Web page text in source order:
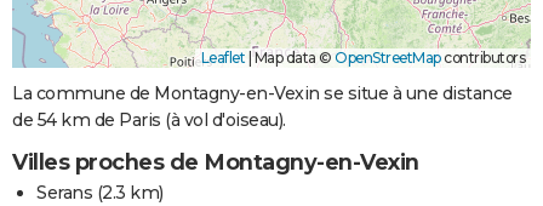
Leaflet Map data © OpenStreetMapcontributors
La commune de Montagny-en-Vexin se situe à une distance
de 54 km de Paris (à vol d'oiseau).
Villes proches de Montagny-en-Vexin
Serans (2.3 km)